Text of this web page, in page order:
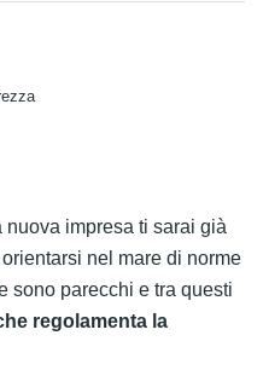
impresa ti sarai già
nel mare di norme
sono parecchi e tra questi
regolamenta la